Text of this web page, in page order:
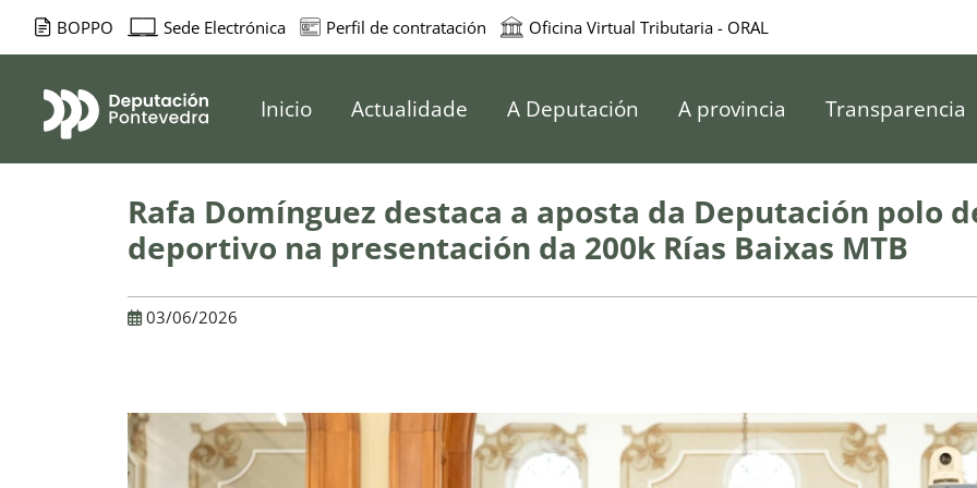
BOPPO Sede Electrónica Perfil de contratación Oficina Virtual Tributaria - ORAL
Deputación de Pontevedra
Inicio Actualidade A Deputación A provincia Transparencia
Rafa Domínguez destaca a aposta da Deputación polo
deportivo na presentación da 200k Rías Baixas MTB
03/06/2026